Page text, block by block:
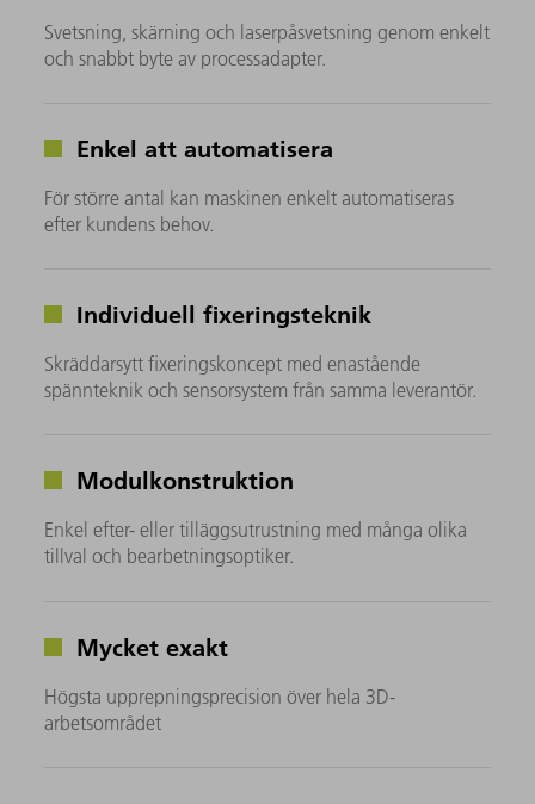
Svetsning, skärning och laserpåsvetsning genom enkelt
och snabbt byte av processadapter.
Enkel att automatisera
För större antal kan maskinen enkelt automatiseras
efter kundens behov.
Individuell fixeringsteknik
Skräddarsytt fixeringskoncept med enastående
spännteknik och sensorsystem från samma leverantör.
Modulkonstruktion
Enkel efter- eller tilläggsutrustning med många olika
tillval och bearbetningsoptiker.
Mycket exakt
Högsta upprepningsprecision över hela 3D-
arbetsområdet